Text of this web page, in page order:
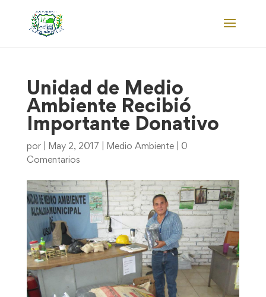
Unidad de Medio
Ambiente Recibió
Importante Donativo
por May 2, 2017 Medio Ambiente| 0
Comentarios